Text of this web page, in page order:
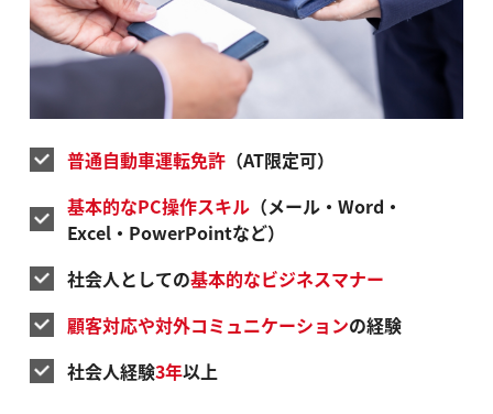
普通自動車運転免許（AT限定可）
基本的なPC操作スキル（メール・Word・
Excel・PowerPointなど）
社会人としての基本的なビジネスマナー
顧客対応や対外コミュニケーションの経験
社会人経験3年以上